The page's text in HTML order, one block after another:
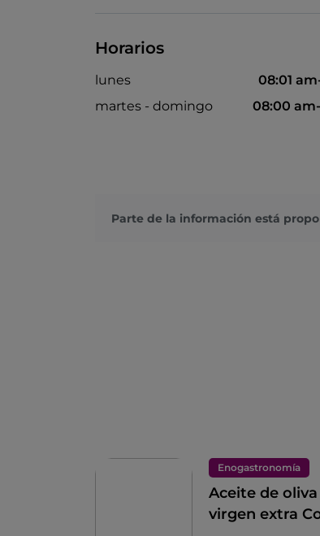
Horarios
lunes
08:01
martes - domingo
08:00
Parte de la información está
Enogastronomía
Aceite de oliva
virgen extra